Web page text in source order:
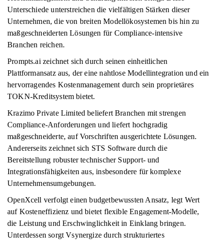
Unterschiede unterstreichen die vielfältigen Stärken dieser
Unternehmen, die von breiten Modellökosystemen bis hin zu
maßgeschneiderten Lösungen für Compliance-intensive
Branchen reichen.
Prompts.ai zeichnet sich durch seinen einheitlichen
Plattformansatz aus, der eine nahtlose Modellintegration und ein
hervorragendes Kostenmanagement durch sein proprietäres
TOKN-Kreditsystem bietet.
Krazimo Private Limited beliefert Branchen mit strengen
Compliance-Anforderungen und liefert hochgradig
maßgeschneiderte, auf Vorschriften ausgerichtete Lösungen.
Andererseits zeichnet sich STS Software durch die
Bereitstellung robuster technischer Support- und
Integrationsfähigkeiten aus, insbesondere für komplexe
Unternehmensumgebungen.
OpenXcell verfolgt einen budgetbewussten Ansatz, legt Wert
auf Kosteneffizienz und bietet flexible Engagement-Modelle,
die Leistung und Erschwinglichkeit in Einklang bringen.
Unterdessen sorgt Vsynergize durch strukturiertes